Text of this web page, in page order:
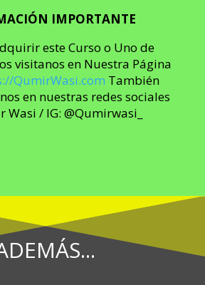
IMPORTANTE
este Curso o Uno de
visitanos en Nuestra Página
QumirWasi.com También
en nuestras redes sociales
Wasi / IG: @Qumirwasi_